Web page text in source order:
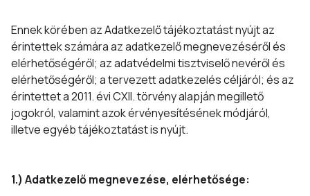
Ennek körében az Adatkezelő tájékoztatást nyújt az
érintettek számára az adatkezelő megnevezéséről és
elérhetőségéről; az adatvédelmi tisztviselő nevéről és
elérhetőségéről; a tervezett adatkezelés céljáról; és az
érintettet a 2011. évi CXII. törvény alapján megillető
jogokról, valamint azok érvényesítésének módjáról,
illetve egyéb tájékoztatást is nyújt.
1.) Adatkezelő megnevezése, elérhetősége: